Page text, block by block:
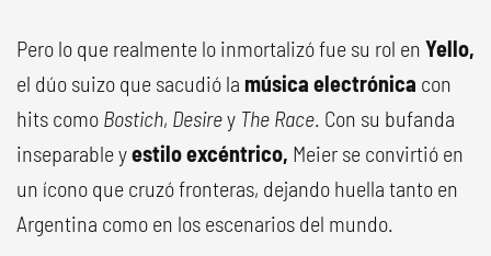
Pero lo que realmente lo inmortalizó fue su rol en Yello,
el dúo suizo que sacudió la música electrónica con
hits como Bostich, Desirey The Race. Con su bufanda
inseparable yestilo excéntrico, Meier se convirtió en
un ícono que cruzó fronteras, dejando huella tanto en
Argentina como en los escenarios del mundo.